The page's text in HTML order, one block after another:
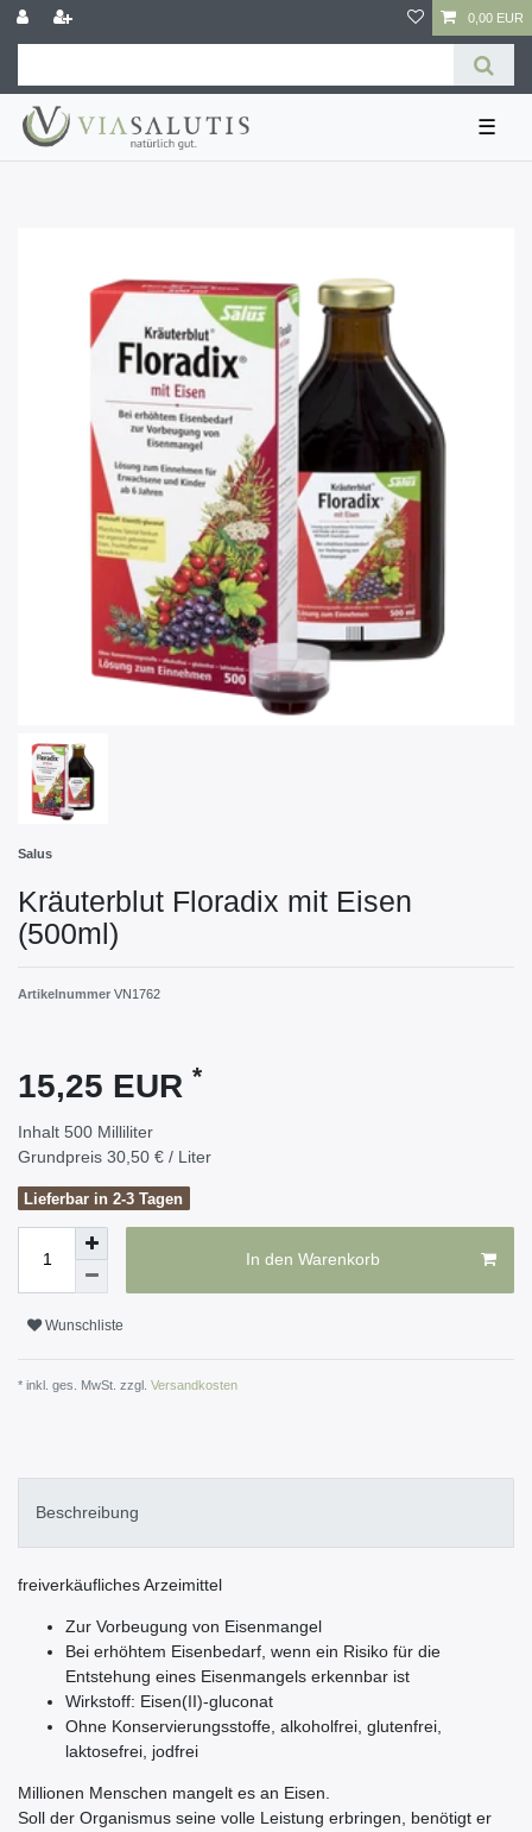
0,00 EUR
☰
Salus
Kräuterblut Floradix mit Eisen
(500ml)
Artikelnummer VN1762
15,25 EUR *
Inhalt 500 Milliliter
Grundpreis 30,50 € / Liter
Lieferbar in 2-3 Tagen
In den Warenkorb
Wunschliste
* inkl. ges. MwSt. zzgl. Versandkosten
Beschreibung
freiverkäufliches Arzeimittel
Zur Vorbeugung von Eisenmangel
Bei erhöhtem Eisenbedarf, wenn ein Risiko für die
Entstehung eines Eisenmangels erkennbar ist
Wirkstoff: Eisen(II)-gluconat
Ohne Konservierungsstoffe, alkoholfrei, glutenfrei,
laktosefrei, jodfrei
Millionen Menschen mangelt es an Eisen.
Soll der Organismus seine volle Leistung erbringen, benötigt er